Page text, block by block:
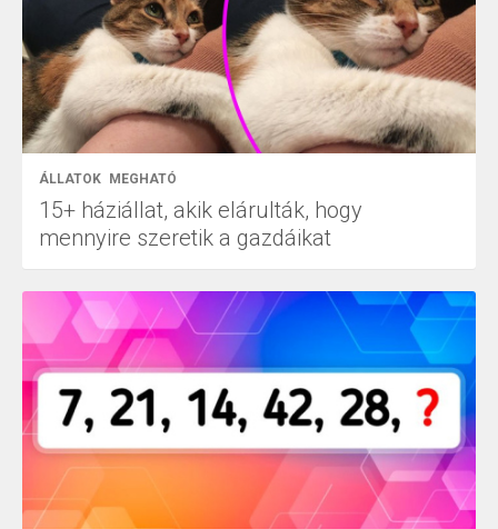
ÁLLATOK MEGHATÓ
15+ háziállat, akik elárulták, hogy
mennyire szeretik a gazdáikat